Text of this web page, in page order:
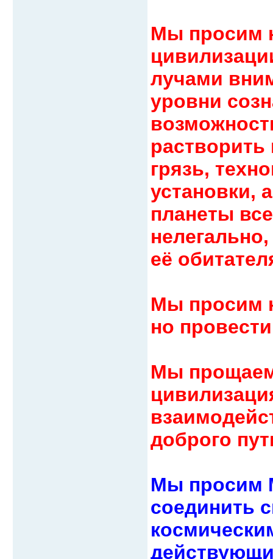
Мы просим
лучами
уровни
грязь,
установки,
планеты
её
Мы просим
но
Мы
доброго
Мы просим
соединить